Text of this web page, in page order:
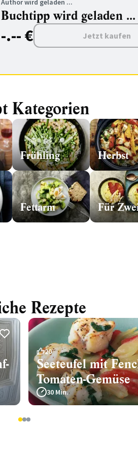
Author wird geladen ...
Buchtipp wird geladen ...
-.-- € Jetzt kaufen
Kategorien
Frühling Herbst
Fettarm Für
Rezepte
20
Seeteufel mit
Tomaten-Gemüse
30 Min.
123